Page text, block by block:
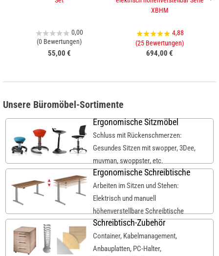
0,00
(0 Bewertungen)
55,00 €
XBHM
4,88
(25 Bewertungen)
694,00 €
Unsere Büromöbel-Sortimente
Ergonomische Sitzmöbel
Schluss mit Rückenschmerzen:
Gesundes Sitzen mit swopper, 3Dee,
muvman, swoppster, etc.
Ergonomische Schreibtische
Arbeiten im Sitzen und Stehen:
Elektrisch und manuell
höhenverstellbare Schreibtische
Schreibtisch-Zubehör
Container, Kabelmanagement,
Anbauplatten, PC-Halter,